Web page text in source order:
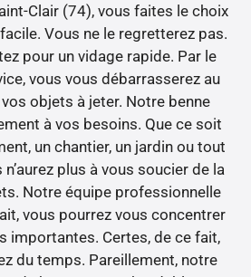
Clair (74), vous faites le choix
Vous ne le regretterez pas.
pour un vidage rapide. Par le
vous vous débarrasserez au
objets à jeter. Notre benne
à vos besoins. Que ce soit
un chantier, un jardin ou tout
plus à vous soucier de la
Notre équipe professionnelle
vous pourrez vous concentrer
importantes. Certes, de ce fait,
du temps. Pareillement, notre